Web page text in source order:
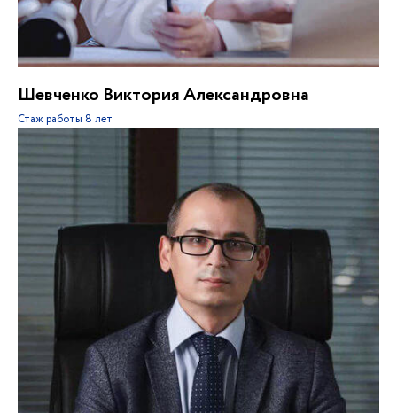
Шевченко Виктория Александровна
Стаж работы 8 лет